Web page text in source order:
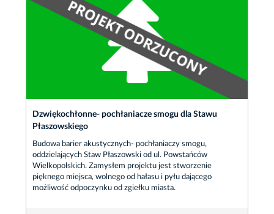
Dzwiękochłonne- pochłaniacze smogu dla Stawu
Płaszowskiego
Budowa barier akustycznych- pochłaniaczy smogu,
oddzielających Staw Płaszowski od ul. Powstańców
Wielkopolskich. Zamysłem projektu jest stworzenie
pięknego miejsca, wolnego od hałasu i pyłu dającego
możliwość odpoczynku od zgiełku miasta.